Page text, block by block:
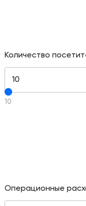
Количество
10
10
Операционные